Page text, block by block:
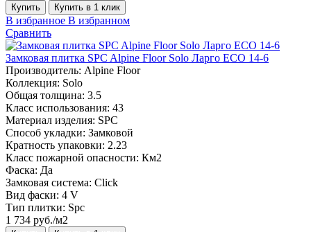
Купить Купить в 1 клик
В избранное В избранном
Сравнить
Замковая плитка SPC Alpine Floor Solo Ларго ЕСО 14-6
Производитель: Alpine Floor
Коллекция: Solo
Общая толщина: 3.5
Класс использования: 43
Материал изделия: SPC
Способ укладки: Замковой
Кратность упаковки: 2.23
Класс пожарной опасности: Км2
Фаска: Да
Замковая система: Click
Вид фаски: 4 V
Тип плитки: Spc
1 734 руб./м2